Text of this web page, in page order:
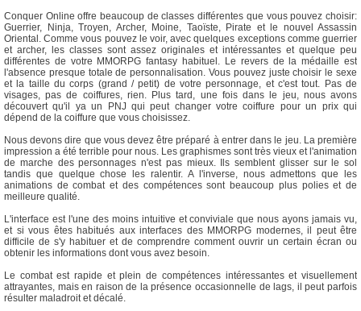
Conquer Online offre beaucoup de classes différentes que vous pouvez choisir:
Guerrier, Ninja, Troyen, Archer, Moine, Taoïste, Pirate et le nouvel Assassin
Oriental. Comme vous pouvez le voir, avec quelques exceptions comme guerrier
et archer, les classes sont assez originales et intéressantes et quelque peu
différentes de votre MMORPG fantasy habituel. Le revers de la médaille est
l'absence presque totale de personnalisation. Vous pouvez juste choisir le sexe
et la taille du corps (grand / petit) de votre personnage, et c'est tout. Pas de
visages, pas de coiffures, rien. Plus tard, une fois dans le jeu, nous avons
découvert qu'il ya un PNJ qui peut changer votre coiffure pour un prix qui
dépend de la coiffure que vous choisissez.
Nous devons dire que vous devez être préparé à entrer dans le jeu. La première
impression a été terrible pour nous. Les graphismes sont très vieux et l'animation
de marche des personnages n'est pas mieux. Ils semblent glisser sur le sol
tandis que quelque chose les ralentir. A l'inverse, nous admettons que les
animations de combat et des compétences sont beaucoup plus polies et de
meilleure qualité.
L'interface est l'une des moins intuitive et conviviale que nous ayons jamais vu,
et si vous êtes habitués aux interfaces des MMORPG modernes, il peut être
difficile de s'y habituer et de comprendre comment ouvrir un certain écran ou
obtenir les informations dont vous avez besoin.
Le combat est rapide et plein de compétences intéressantes et visuellement
attrayantes, mais en raison de la présence occasionnelle de lags, il peut parfois
résulter maladroit et décalé.